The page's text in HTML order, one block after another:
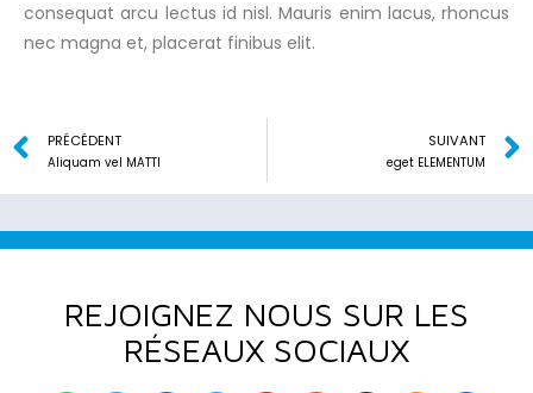
consequat arcu lectus id nisl. Mauris enim lacus, rhoncus
nec magna et, placerat finibus elit.
PRÉCÉDENT
Aliquam vel MATTI
SUIVANT
eget ELEMENTUM
REJOIGNEZ NOUS SUR LES
RÉSEAUX SOCIAUX